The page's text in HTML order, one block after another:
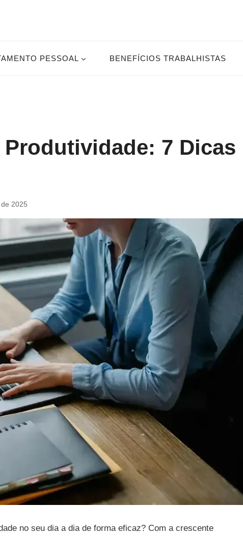
PESSOAL BENEFÍCIOS TRABALHISTAS
7 Dicas
2025
no seu dia a dia de forma eficaz? Com a crescente